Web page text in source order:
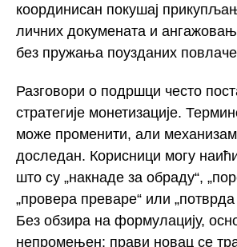
координисан покушај
личних докумената и
без пружања поузданих
Разговори о подршци често
стратегије монетизације.
може променити, али механизам
доследан. Корисници могу
што су „накнаде за обраду“,
„провера преваре“ или „потврда
Без обзира на формулацију,
непромењен: прави новац се